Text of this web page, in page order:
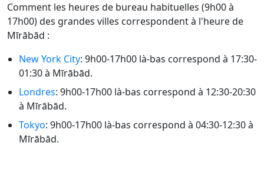
Comment les heures de bureau habituelles (9h00 à
17h00) des grandes villes correspondent à l'heure de
Mīrābād :
New York City: 9h00-17h00 là-bas correspond à 17:30-
01:30 à Mīrābād.
Londres: 9h00-17h00 là-bas correspond à 12:30-20:30
à Mīrābād.
Tokyo: 9h00-17h00 là-bas correspond à 04:30-12:30 à
Mīrābād.